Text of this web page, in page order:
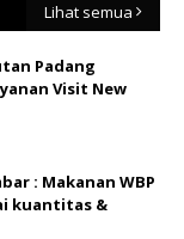
Lihat semua
Padang
Visit New
: Makanan WBP
kuantitas &